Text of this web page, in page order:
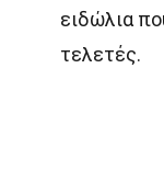
ειδώλια
τελετές.